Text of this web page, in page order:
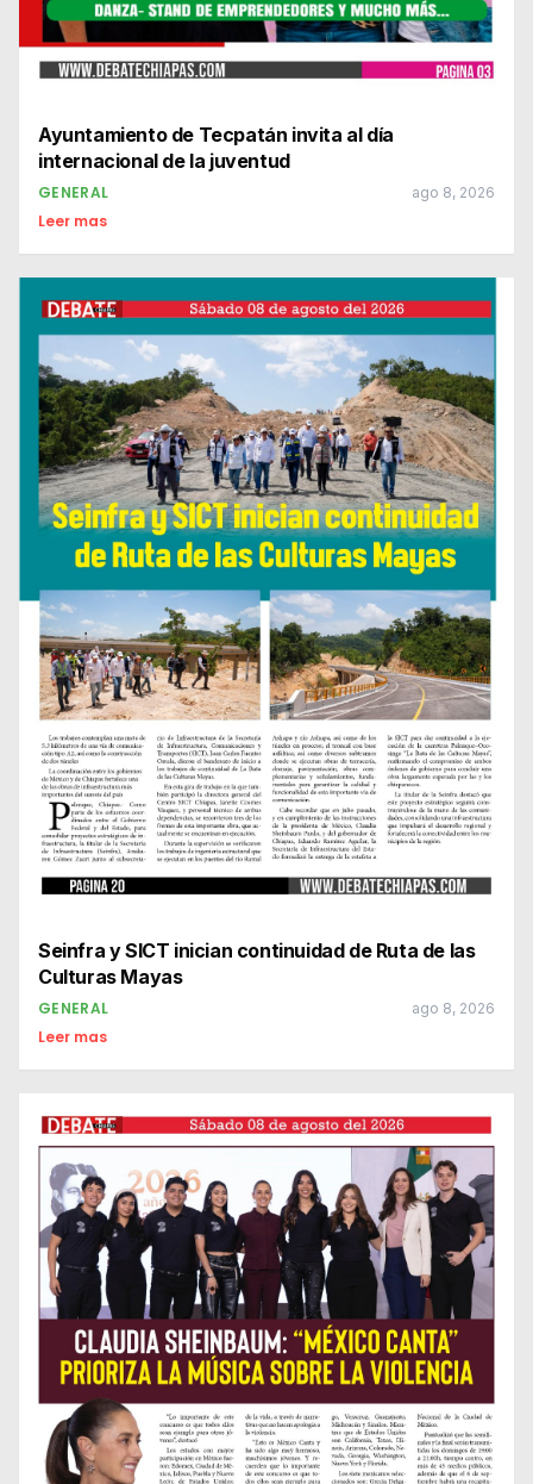
Ayuntamiento de Tecpatán invita al día
internacional de la juventud
GENERAL ago 8, 2026
Leer mas
Seinfra y SICT inician continuidad de Ruta de las
Culturas Mayas
GENERAL ago 8, 2026
Leer mas